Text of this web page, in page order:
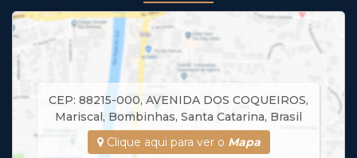
CEP: 88215-000, AVENIDA DOS COQUEIROS,
Mariscal, Bombinhas, Santa Catarina, Brasil
Clique aqui para ver o Mapa